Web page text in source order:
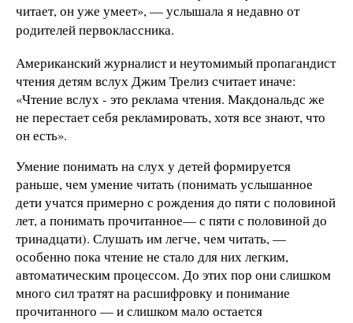
читает, он уже умеет», — услышала я недавно от
родителей первоклассника.
Американский журналист и неутомимый пропагандист
чтения детям вслух Джим Трелиз считает иначе:
«Чтение вслух - это реклама чтения. Макдональдс же
не перестает себя рекламировать, хотя все знают, что
он есть».
Умение понимать на слух у детей формируется
раньше, чем умение читать (понимать услышанное
дети учатся примерно с рождения до пяти с половиной
лет, а понимать прочитанное— с пяти с половиной до
тринадцати). Слушать им легче, чем читать, —
особенно пока чтение не стало для них легким,
автоматическим процессом. До этих пор они слишком
много сил тратят на расшифровку и понимание
прочитанного — и слишком мало остается